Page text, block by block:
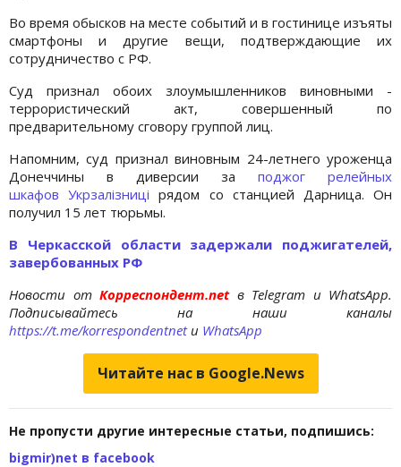
Во время обысков на месте событий и в гостинице изъяты
смартфоны и другие вещи, подтверждающие их
сотрудничество с РФ.
Суд признал обоих злоумышленников виновными -
террористический акт, совершенный по
предварительному сговору группой лиц.
Напомним, суд признал виновным 24-летнего уроженца
Донеччины в диверсии за поджог релейных
шкафов Укрзалізницірядом со станцией Дарница. Он
получил 15 лет тюрьмы.
В Черкасской области задержали поджигателей,
завербованных РФ
Новости отКорреспондент.net в Telegram и WhatsApp.
Подписывайтесь на наши каналы
https://t.me/korrespondentnetи WhatsApp
Читайте нас в Google.News
Не пропусти другие интересные статьи, подпишись:
bigmir)net в facebook